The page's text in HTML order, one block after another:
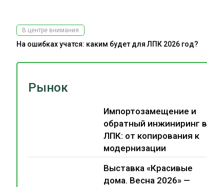
Рынок
Импортозамещение и
обратный инжиниринг в
ЛПК: от копирования к
модернизации
Выставка «Красивые
дома. Весна 2026» —
В центре внимания
На ошибках учатся: каким будет для ЛПК 2026 год?